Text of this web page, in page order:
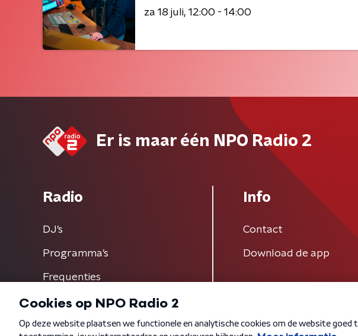
za 18 juli 12:00 - 14:00
Er is maar één NPO Radio 2
Radio
DJ’s
Programma's
Frequenties
Info
Contact
Download de app